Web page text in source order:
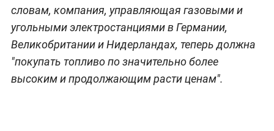
словам, компания, управляющая газовыми и
угольными электростанциями в Германии,
Великобритании и Нидерландах, теперь должна
"покупать топливо по значительно более
высоким и продолжающим расти ценам".